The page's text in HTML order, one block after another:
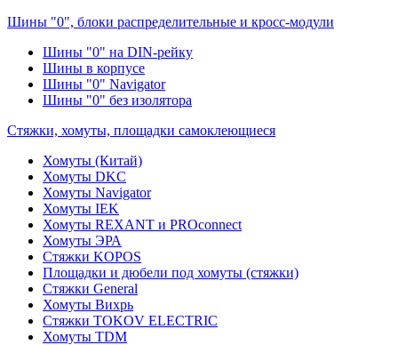
Шины "0", блоки распределительные и кросс-модули
Шины "0" на DIN-рейку
Шины в корпусе
Шины "0" Navigator
Шины "0" без изолятора
Стяжки, хомуты, площадки самоклеющиеся
Хомуты (Китай)
Хомуты DKC
Хомуты Navigator
Хомуты IEK
Хомуты REXANT и PROconnect
Хомуты ЭРА
Стяжки KOPOS
Площадки и дюбели под хомуты (стяжки)
Стяжки General
Хомуты Вихрь
Стяжки TOKOV ELECTRIC
Хомуты TDM